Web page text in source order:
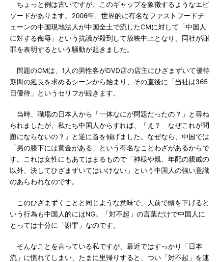
ちょっと例は古いですが、このギャップを象徴するようなエピ
ソードがあります。2006年、世界的に有名なファストフードチ
ェーンの中国現地法人が中国全土で流したCMに対して「中国人
に対する侮辱」という抗議が殺到して放映中止となり、同社が謝
罪を表明するという騒動が起きました。
問題のCMは、1人の男性客がDVD店の店主にひざまずいて優待
期間の延長を求めるシーンから始まり、その直後に「当社は365
日優待」というセリフが続きます。
当時、職場の日本人から「一体なにが問題だったの？」と尋ね
られましたが、私たち中国人からすれば、「え？ なぜこれが問
題にならないの？」と逆に首を傾げました。なぜなら、中国では
「男の膝下には黄金がある」という有名なことわざがあるからで
す。これは女性にもあてはまるもので「神様や親、年配の親戚の
以外、決してひざまずいてはいけない」という中国人の強い意識
のあらわれなのです。
このひざまずくことと同じような意味で、人前で頭を下げると
いう行為も中国人的にはNG。「対不起」の言葉だけで中国人に
とっては十分に「謝罪」なのです。
そんなことを言っている私ですが、最近ではすっかり「日本
流」に慣れてしまい、たまに里帰りすると、つい「対不起」を連